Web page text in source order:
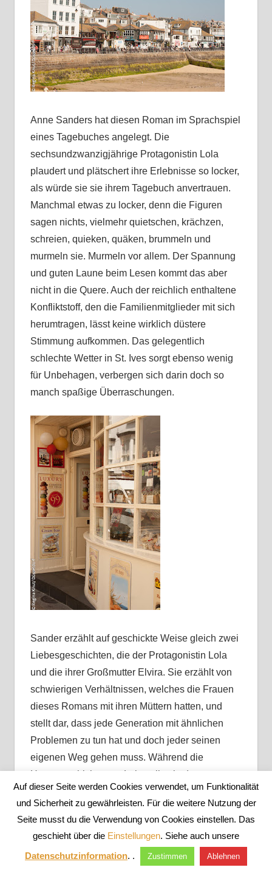
Anne Sanders hat diesen Roman im Sprachspiel
eines Tagebuches angelegt. Die
sechsundzwanzigjährige Protagonistin Lola
plaudert und plätschert ihre Erlebnisse so locker,
als würde sie sie ihrem Tagebuch anvertrauen.
Manchmal etwas zu locker, denn die Figuren
sagen nichts, vielmehr quietschen, krächzen,
schreien, quieken, quäken, brummeln und
murmeln sie. Murmeln vor allem. Der Spannung
und guten Laune beim Lesen kommt das aber
nicht in die Quere. Auch der reichlich enthaltene
Konfliktstoff, den die Familienmitglieder mit sich
herumtragen, lässt keine wirklich düstere
Stimmung aufkommen. Das gelegentlich
schlechte Wetter in St. Ives sorgt ebenso wenig
für Unbehagen, verbergen sich darin doch so
manch spaßige Überraschungen.
Sander erzählt auf geschickte Weise gleich zwei
Liebesgeschichten, die der Protagonistin Lola
und die ihrer Großmutter Elvira. Sie erzählt von
schwierigen Verhältnissen, welches die Frauen
dieses Romans mit ihren Müttern hatten, und
stellt dar, dass jede Generation mit ähnlichen
Problemen zu tun hat und doch jeder seinen
eigenen Weg gehen muss. Während die
Hauptgeschichte von Lola selbst in der ersten
Person erzählt wird, so erschließt sich die
Geschichte der Großmutter über Rückblenden,
die in der dritten Person erzählt werden. Stück für
Stück setzt sich ein riesiges Familienpuzzle
zusammen.
Auf dieser Seite werden Cookies verwendet, um Funktionalität
und Sicherheit zu gewährleisten. Für die weitere Nutzung der
Seite musst du die Verwendung von Cookies einstellen. Das
geschieht über die Einstellungen. Siehe auch unsere
Datenschutzinformation. . Zustimmen Ablehnen